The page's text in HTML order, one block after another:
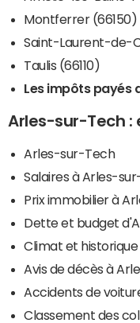
Montferrer (66150)
Saint-Laurent-de-
Taulis (66110)
Les impôts payés
Arles-sur-Tech :
Arles-sur-Tech
Salaires à Arles-
Prix immobilier à
Dette et budget
Climat et
Avis de décès à
Accidents de
Classement des